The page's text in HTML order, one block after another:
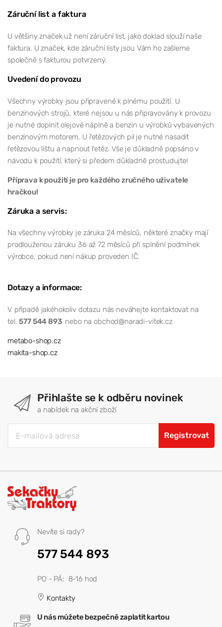
Záruční list a faktura
U většiny značek už není záruční list, jako doklad slouží naše
faktura. U značek, kde záruční listy jsou Vám ho zašleme
společně s fakturou potvrzený.
Uvedení do provozu
Všechny výrobky jsou připravené k plnému použití. U
benzinových strojů, které nejsou u nás připravovány k provozu
je nutné doplnit olejové náplně a benzin u výrobků vybavených
benzinovým motorem. U řetězových pil je nutné nasadit
řetězovou lištu a napnout řetěz. Vše je důkladně popsáno v
návodu k použití, který si předem důkladně prostudujte!
Příprava k použití je pro každého zručného uživatele
hračkou!
Záruka a servis:
Na všechny výrobky je záruka 24 měsíců, některé značky mají
prodlouženou záruku 36 až 72 měsíců při splnění podmínek
výrobce, pokud není nákup proveden IČ.
Dotazy a informace:
V případě jakéhokoliv dotazu nás neváhejte kontaktovat na
tel.577 544 893 nebo na obchod@naradi-vitek.cz
metabo-shop.cz
makita-shop.cz
Přihlašte se k odběru novinek
a nabídek na akční zboží
Registrovat
Nevíte si rady?
577 544 893
PO - PÁ: 8-16 hod
Kontakty
U nás můžete bezpečně zaplatit kartou